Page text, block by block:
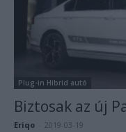
Plug-in Hibrid autó
Biztosak az új
Eriqo 2019-03-19